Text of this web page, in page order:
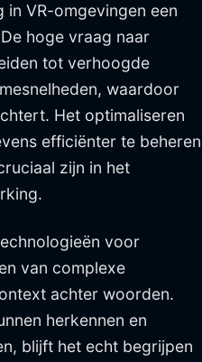
VR-omgevingen een
hoge vraag naar
tot verhoogde
waardoor
Het optimaliseren
efficiënter te beheren
zijn in het
voor
van complexe
achter woorden.
herkennen en
blijft het echt begrijpen